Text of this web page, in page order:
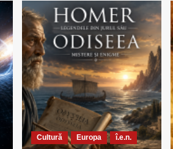
Cultură Europa î.e.n.